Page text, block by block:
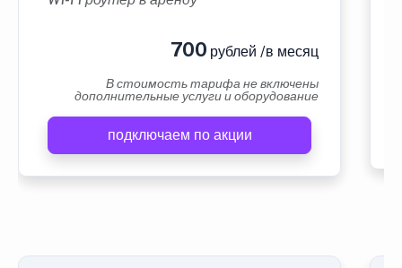
700 рублей /в месяц
В стоимость тарифа не включены
дополнительные услуги и оборудование
подключаем по акции